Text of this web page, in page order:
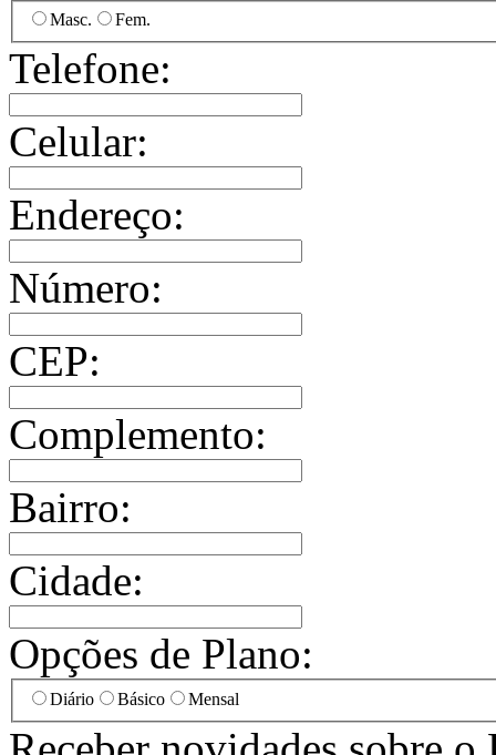
Masc. Fem.
Telefone:
Celular:
Endereço:
Número:
CEP:
Complemento:
Bairro:
Cidade:
Opções de Plano:
Diário Básico Mensal